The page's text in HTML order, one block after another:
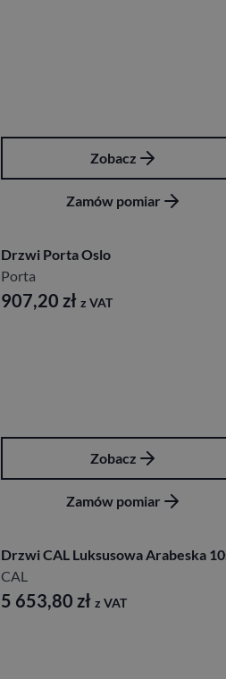
Zobacz
Zamów pomiar
Drzwi Porta Oslo
Porta
907,20 zł z VAT
Zobacz
Zamów pomiar
Drzwi CAL Luksusowa Arabeska
CAL
5 653,80 zł z VAT